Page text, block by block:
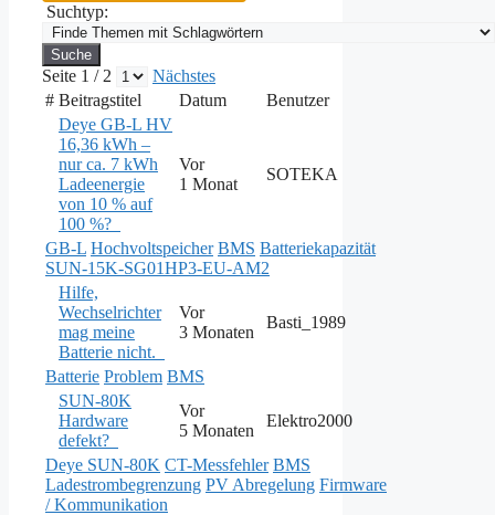
Suchtyp:
Seite 1 / 2
Nächstes
# Beitragstitel Datum
Benutzer
Deye GB-L HV
16,36 kWh –
nur ca. 7 kWh
Ladeenergie
von 10 % auf
100 %?
Vor
1 Monat
SOTEKA
GB-L Hochvoltspeicher BMS Batteriekapazität
SUN-15K-SG01HP3-EU-AM2
Hilfe,
Wechselrichter
mag meine
Batterie nicht.
Vor
3 Monaten
Basti_1989
Batterie Problem BMS
SUN-80K
Hardware
defekt?
Vor
5 Monaten
Elektro2000
Deye SUN-80K CT-Messfehler BMS
Ladestrombegrenzung PV Abregelung Firmware
/ Kommunikation